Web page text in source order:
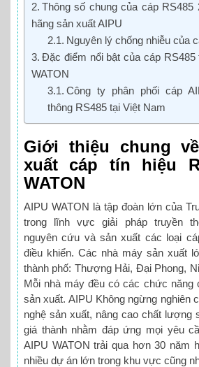
Thông số chung của cáp RS485
hãng sản xuất AIPU
Nguyên lý chống nhiễu của
Đặc điểm nổi bật của cáp RS485
WATON
Công ty phân phối cáp
thông RS485 tại Việt Nam
Giới thiệu chung
xuất cáp tín hiệu
WATON
AIPU WATON là tập đoàn lớn của
trong lĩnh vực giải pháp truyền
nguyên cứu và sản xuất các loại
điều khiển. Các nhà máy sản xuất
thành phố: Thượng Hải, Đại Phong,
Mỗi nhà máy đều có các chức năng
sản xuất. AIPU Không ngừng nghiên
nghệ sản xuất, nâng cao chất lượng
giá thành nhằm đáp ứng mọi yêu
AIPU WATON trải qua hơn 30 năm
nhiều dự án lớn trong khu vực cũng